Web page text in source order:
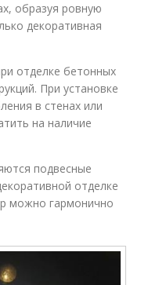
образуя ровную
декоративная
отделке бетонных
При установке
в стенах или
на наличие
подвесные
отделке
можно гармонично